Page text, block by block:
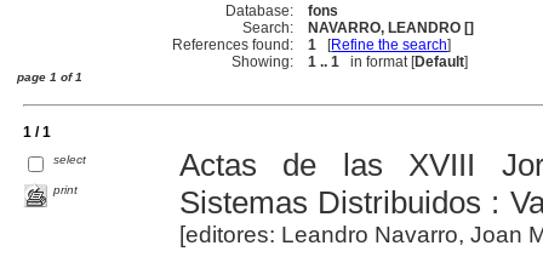
Database:
fons
Search:
NAVARRO, LEANDRO []
References found:
1 [Refine the search]
Showing:
1 .. 1 in format [Default]
page 1 of 1
1 / 1
select
print
Actas de las XVIII
Sistemas Distribuidos :
[editores: Leandro Navarro, Joan